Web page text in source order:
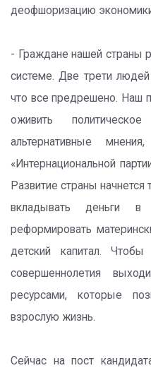
деофшоризацию
- Граждане нашей страны
системе. Две трети
что все предрешено. Наш
оживить
альтернативные
«Интернациональной
Развитие страны
вкладывать деньги
реформировать
детский капитал.
совершеннолетия
ресурсами, которые
взрослую жизнь.
Сейчас на пост